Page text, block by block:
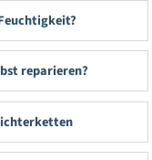
reparieren?